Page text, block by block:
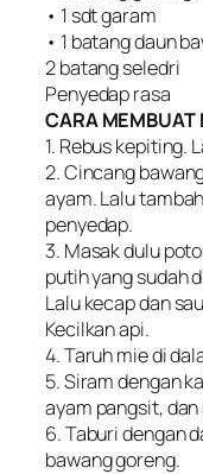
• 1 sdt garam
• 1 batang daun
2 batang seledri
Penyedap rasa
CARA MEMBUAT
1. Rebus kepiting.
2. Cincang
ayam. Lalu
penyedap.
3. Masak dulu
putih yang sudah
Lalu kecap dan
Kecilkan api.
4. Taruh mie di
5. Siram dengan
ayam pangsit,
6. Taburi dengan
bawang goreng.